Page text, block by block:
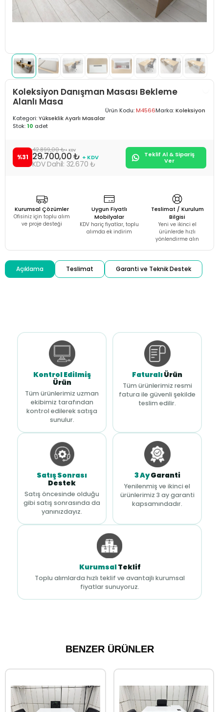
Koleksiyon Danışman Masası Bekleme
Alanlı Masa
Kategori:Yükseklik Ayarlı Masalar
Ürün Kodu: M4566Marka:Koleksiyon
Stok: 10 adet
%31
42.899,00 ₺+ KDV
29.700,00 ₺ + KDV
32.670 ₺
Teklif Al & Sipariş
Ver
Kurumsal Çözümler
Ofisiniz için toplu alım
ve proje desteği
Uygun Fiyatlı
Mobilyalar
KDV hariç fiyatlar, toplu
alımda ek indirim
Teslimat / Kurulum
Bilgisi
Yeni ve ikinci el
ürünlerde hızlı
yönlendirme alın
Açıklama Teslimat Garanti ve Teknik Destek
Kontrol Edilmiş
Ürün
Tüm ürünlerimiz uzman
ekibimiz tarafından
kontrol edilerek satışa
sunulur.
FaturalıÜrün
Tüm ürünlerimiz resmi
fatura ile güvenli şekilde
teslim edilir.
Satış Sonrası
Destek
Satış öncesinde olduğu
gibi satış sonrasında da
yanınızdayız.
3 AyGaranti
Yenilenmiş ve ikinci el
ürünlerimiz 3 ay garanti
kapsamındadır.
KurumsalTeklif
Toplu alımlarda hızlı teklif ve avantajlı kurumsal
fiyatlar sunuyoruz.
BENZER ÜRÜNLER